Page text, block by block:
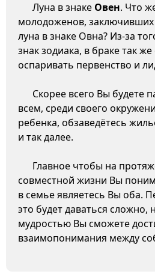
Луна в знаке Овен. Что
молодоженов, заключивших
луна в знаке Овна? Из-за
знак зодиака, в браке так
оспаривать первенство и
Скорее всего Вы будете
всем, среди своего
ребенка, обзаведётесь
и так далее.
Главное чтобы на
совместной жизни Вы
в семье являетесь Вы оба.
это будет даваться сложно,
мудростью Вы сможете
взаимопонимания между